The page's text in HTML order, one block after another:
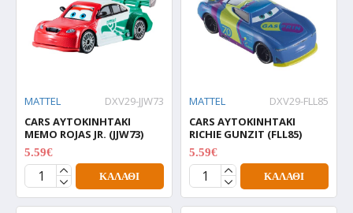
MATTEL
DXV29-JJW73
CARS ΑΥΤΟΚΙΝΗΤΑΚΙ
MEMO ROJAS JR. (JJW73)
5.59€
ΚΑΛΆΘΙ
MATTEL
DXV29-FLL85
CARS ΑΥΤΟΚΙΝΗΤΑΚΙ
RICHIE GUNZIT (FLL85)
5.59€
ΚΑΛΆΘΙ